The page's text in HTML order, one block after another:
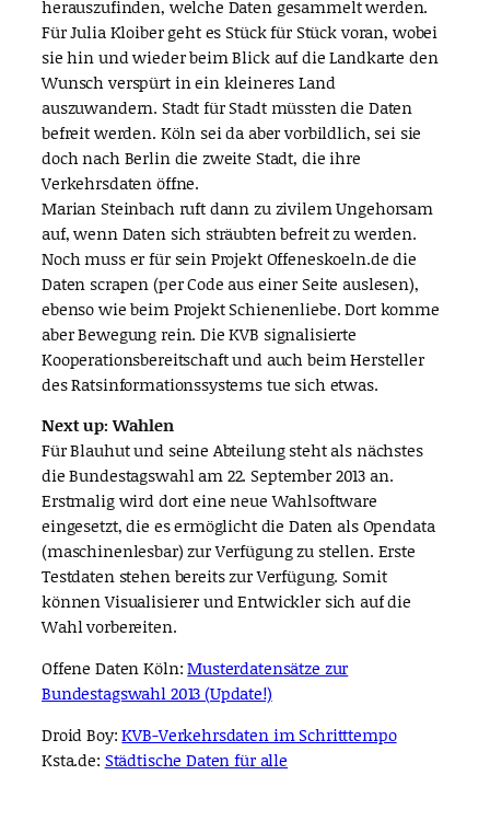
herauszufinden, welche Daten gesammelt werden.
Für Julia Kloiber geht es Stück für Stück voran, wobei
sie hin und wieder beim Blick auf die Landkarte den
Wunsch verspürt in ein kleineres Land
auszuwandern. Stadt für Stadt müssten die Daten
befreit werden. Köln sei da aber vorbildlich, sei sie
doch nach Berlin die zweite Stadt, die ihre
Verkehrsdaten öffne.
Marian Steinbach ruft dann zu zivilem Ungehorsam
auf, wenn Daten sich sträubten befreit zu werden.
Noch muss er für sein Projekt Offeneskoeln.de die
Daten scrapen (per Code aus einer Seite auslesen),
ebenso wie beim Projekt Schienenliebe. Dort komme
aber Bewegung rein. Die KVB signalisierte
Kooperationsbereitschaft und auch beim Hersteller
des Ratsinformationssystems tue sich etwas.
Next up: Wahlen
Für Blauhut und seine Abteilung steht als nächstes
die Bundestagswahl am 22. September 2013 an.
Erstmalig wird dort eine neue Wahlsoftware
eingesetzt, die es ermöglicht die Daten als Opendata
(maschinenlesbar) zur Verfügung zu stellen. Erste
Testdaten stehen bereits zur Verfügung. Somit
können Visualisierer und Entwickler sich auf die
Wahl vorbereiten.
Offene Daten Köln:Musterdatensätze zur
Bundestagswahl 2013 (Update!)
Droid Boy:KVB-Verkehrsdaten im Schritttempo
Ksta.de: Städtische Daten für alle